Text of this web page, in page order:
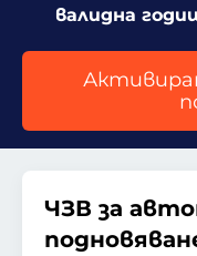
валидна
ЧЗВ за